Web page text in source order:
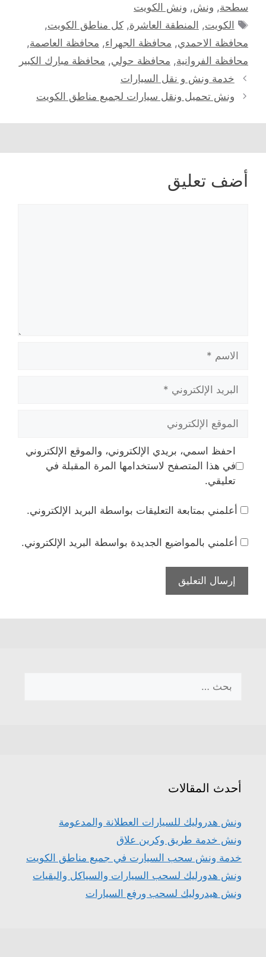
سطحة, ونش, ونش الكويت
الوسوم
الكويت, المنطقة العاشرة,كل مناطق الكويت,
محافظة الاحمدي, محافظة الجهراء, محافظة العاصمة,
محافظة الفروانية, محافظة حولي, محافظة مبارك الكبير
خدمة ونش و نقل السيارات
ونش تحميل ونقل سيارات لجميع مناطق الكويت
أضف تعليق
الإلكتروني
الإلكتروني
احفظ اسمي، بريدي الإلكتروني، والموقع الإلكتروني
في هذا المتصفح لاستخدامها المرة المقبلة في
تعليقي.
أعلمني بمتابعة التعليقات بواسطة البريد الإلكتروني.
أعلمني بالمواضيع الجديدة بواسطة البريد الإلكتروني.
عن:
أحدث المقالات
ونش هدروليك للسيارات العطلانة والمدعومة
ونش خدمة طريق وكرين علاق
خدمة ونش سحب السيارت في جميع مناطق الكويت
ونش هدورليك لسحب السيارات والسياكل والبقيات
ونش هيدروليك لسحب ورفع السيارات